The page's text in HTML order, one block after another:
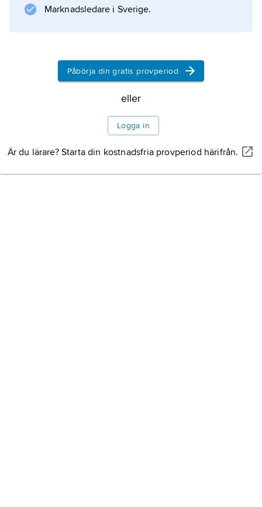
Marknadsledare i Sverige.
Påbörja din gratis provperiod
eller
Logga in
Är du lärare? Starta din kostnadsfria provperiod härifrån.